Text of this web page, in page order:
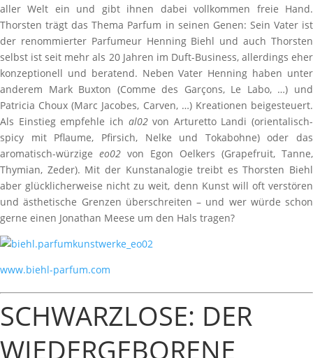
aller Welt ein und gibt ihnen dabei vollkommen freie Hand.
Thorsten trägt das Thema Parfum in seinen Genen: Sein Vater ist
der renommierter Parfumeur Henning Biehl und auch Thorsten
selbst ist seit mehr als 20 Jahren im Duft-Business, allerdings eher
konzeptionell und beratend. Neben Vater Henning haben unter
anderem Mark Buxton (Comme des Garçons, Le Labo, …) und
Patricia Choux (Marc Jacobes, Carven, …) Kreationen beigesteuert.
Als Einstieg empfehle ich al02von Arturetto Landi (orientalisch-
spicy mit Pflaume, Pfirsich, Nelke und Tokabohne) oder das
aromatisch-würzige eo02 von Egon Oelkers (Grapefruit, Tanne,
Thymian, Zeder). Mit der Kunstanalogie treibt es Thorsten Biehl
aber glücklicherweise nicht zu weit, denn Kunst will oft verstören
und ästhetische Grenzen überschreiten – und wer würde schon
gerne einen Jonathan Meese um den Hals tragen?
www.biehl-parfum.com
SCHWARZLOSE: DER
WIEDERGEBORENE